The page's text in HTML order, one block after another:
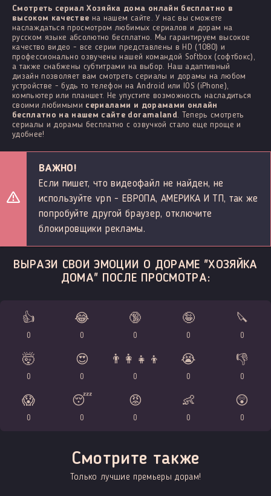
Смотреть сериал Хозяйка дома онлайн бесплатно в
высоком качестве на нашем сайте. У нас вы сможете
наслаждаться просмотром любимых сериалов и дорам на
русском языке абсолютно бесплатно. Мы гарантируем высокое
качество видео - все серии представлены в HD (1080) и
профессионально озвучены нашей командой Softbox (софтбокс),
а также снабжены субтитрами на выбор. Наш адаптивный
дизайн позволяет вам смотреть сериалы и дорамы на любом
устройстве - будь то телефон на Android или IOS (iPhone),
компьютер или планшет. Не упустите возможность насладиться
своими любимыми сериалами и дорамами онлайн
бесплатно на нашем сайте doramaland . Теперь смотреть
сериалы и дорамы бесплатно с озвучкой стало еще проще и
удобнее!
ВАЖНО!
Если пишет, что видеофайл не найден, не
используйте vpn - ЕВРОПА, АМЕРИКА И ТП, так же
попробуйте другой браузер, отключите
блокировщики рекламы.
ВЫРАЗИ СВОИ ЭМОЦИИ О ДОРАМЕ "ХОЗЯЙКА
ДОМА" ПОСЛЕ ПРОСМОТРА:
👍
0
😂
0
🔞
0
🤪
0
🔪
0
🤯
0
😍
0
👨‍👩‍👧‍👦
0
😭
0
👎
0
😱
0
😴
0
😡
0
👶
0
😲
0
Смотрите также
Только лучшие премьеры дорам!